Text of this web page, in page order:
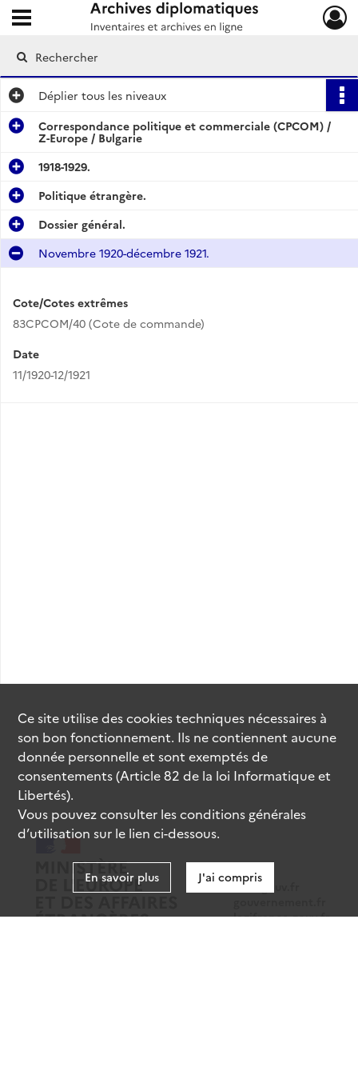
Archives diplomatiques
Ouvrir le menu déroulant
Déplier tous les niveaux
Correspondance politique et commerciale (CPCOM) /
Z-Europe / Bulgarie
1918-1929.
Politique étrangère.
Dossier général.
Novembre 1920-décembre 1921.
Cote/Cotes extrêmes
83CPCOM/40 (Cote de commande)
Date
11/1920-12/1921
data.gouv.fr
legifrance.gouv.fr
Ce site utilise descookiestechniques nécessaires à
son bon fonctionnement. Ils ne contiennent aucune
donnée personnelle et sont exemptés de
consentements (Article 82 de la loi Informatique et
Libertés).
Vous pouvez consulter les conditions générales
d’utilisation sur le lien ci-dessous.
En savoir plus J'ai compris